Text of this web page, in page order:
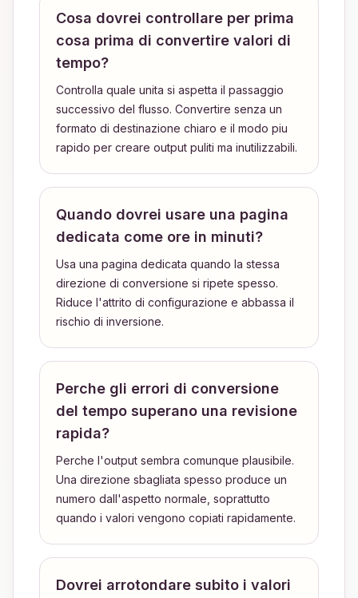
Cosa dovrei controllare per prima
cosa prima di convertire valori di
tempo?
Controlla quale unita si aspetta il passaggio
successivo del flusso. Convertire senza un
formato di destinazione chiaro e il modo piu
rapido per creare output puliti ma inutilizzabili.
Quando dovrei usare una pagina
dedicata come ore in minuti?
Usa una pagina dedicata quando la stessa
direzione di conversione si ripete spesso.
Riduce l'attrito di configurazione e abbassa il
rischio di inversione.
Perche gli errori di conversione
del tempo superano una revisione
rapida?
Perche l'output sembra comunque plausibile.
Una direzione sbagliata spesso produce un
numero dall'aspetto normale, soprattutto
quando i valori vengono copiati rapidamente.
Dovrei arrotondare subito i valori